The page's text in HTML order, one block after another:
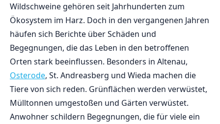
Wildschweine gehören seit Jahrhunderten zum
Ökosystem im Harz. Doch in den vergangenen Jahren
häufen sich Berichte über Schäden und
Begegnungen, die das Leben in den betroffenen
Orten stark beeinflussen. Besonders in Altenau,
Osterode, St. Andreasberg und Wieda machen die
Tiere von sich reden. Grünflächen werden verwüstet,
Mülltonnen umgestoßen und Gärten verwüstet.
Anwohner schildern Begegnungen, die für viele ein